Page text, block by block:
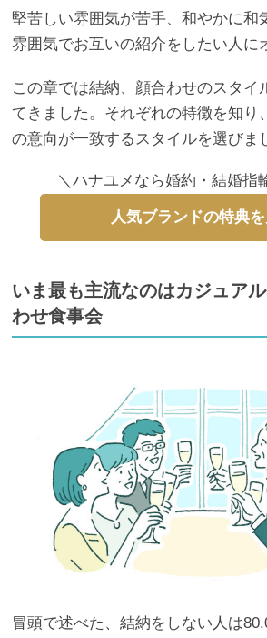
堅苦しい雰囲気が苦手、和やかに和
雰囲気でお互いの紹介をしたい人に
この章では結納、顔合わせのスタイ
てきました。それぞれの特徴を知り
の意向が一致するスタイルを選びま
＼ハナユメなら婚約・結婚指
人気ブランドの特典
いま最も主流なのはカジュア
わせ食事会
冒頭で述べた、結納をしない人は